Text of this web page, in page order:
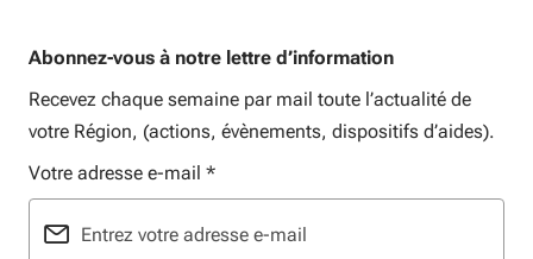
Abonnez-vous à notre lettre d’information
Recevez chaque semaine par mail toute l’actualité de
votre Région, (actions, évènements, dispositifs d’aides).
Votre adresse e-mail *